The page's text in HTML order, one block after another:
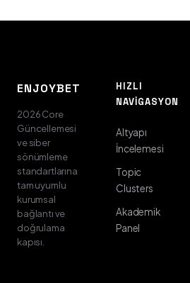
ENJOYBET
2026 Core
Güncellemesi
ve siber
sönümleme
standartlarına
tam uyumlu
kurumsal
bağlantı ve
doğrulama
kapısı.
HIZLI
NAVIGASYON
Altyapı
İncelemesi
Topic
Clusters
Akademik
Panel